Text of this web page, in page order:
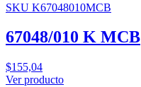
SKU K67048010MCB
67048/010 K MCB
$155,04
Ver producto